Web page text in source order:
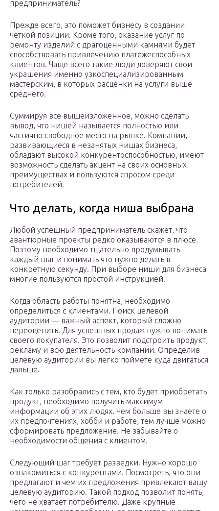
предприниматель?
Прежде всего, это поможет бизнесу в создании
четкой позиции. Кроме того, оказание услуг по
ремонту изделий с драгоценными камнями будет
способствовать привлечению платежеспособных
клиентов. Чаще всего такие люди доверяют свои
украшения именно узкоспециализированным
мастерским, в которых расценки на услуги выше
среднего.
Суммируя все вышеизложенное, можно сделать
вывод, что нишей называется полностью или
частично свободное место на рынке. Компании,
развивающиеся в незанятых нишах бизнеса,
обладают высокой конкурентоспособностью, имеют
возможность сделать акцент на своих основных
преимуществах и пользуются спросом среди
потребителей.
Что делать, когда ниша выбрана
Любой успешный предприниматель скажет, что
авантюрные проекты редко оказываются в плюсе.
Поэтому необходимо тщательно продумывать
каждый шаг и понимать что нужно делать в
конкретную секунду. При выборе ниши для бизнеса
многие пользуются простой инструкцией.
Когда область работы понятна, необходимо
определиться с клиентами. Поиск целевой
аудитории — важный аспект, который сложно
переоценить. Для успешных продаж нужно понимать
своего покупателя. Это позволит подстроить продукт,
рекламу и всю деятельность компании. Определив
целевую аудитории вы легко поймете куда двигаться
дальше.
Как только разобрались с тем, кто будет приобретать
продукт, необходимо получить максимум
информации об этих людях. Чем больше вы знаете о
их предпочтениях, хобби и работе, тем лучше можно
сформировать предложение. Не забывайте о
необходимости общения с клиентом.
Следующий шаг требует разведки. Нужно хорошо
ознакомиться с конкурентами. Посмотреть, что они
предлагают и чем их предложения привлекают вашу
целевую аудиторию. Такой подход позволит понять,
чего не хватает потребителю. Даже крупные